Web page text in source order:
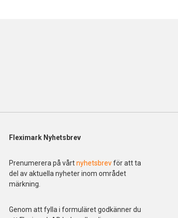
Fleximark Nyhetsbrev
Prenumerera på vårtnyhetsbrevför att ta
del av aktuella nyheter inom området
märkning.
Genom att fylla i formuläret godkänner du